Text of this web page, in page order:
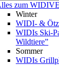
zum
Winter
WIDI- &
WIDIs Ski-
Wildtiere”
Sommer
WIDIs